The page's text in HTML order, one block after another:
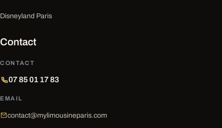
Disneyland Paris
Contact
CONTACT
07 85 01 17 83
EMAIL
contact@mylimousineparis.com